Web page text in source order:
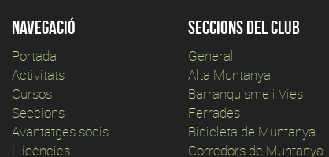
Navegació
Portada
Activitats
Cursos
Seccions
Avantatges socis
Llicències
Seccions del club
General
Alta Muntanya
Barranquisme i Vies
Ferrades
Bicicleta de Muntanya
Corredors de Muntanya